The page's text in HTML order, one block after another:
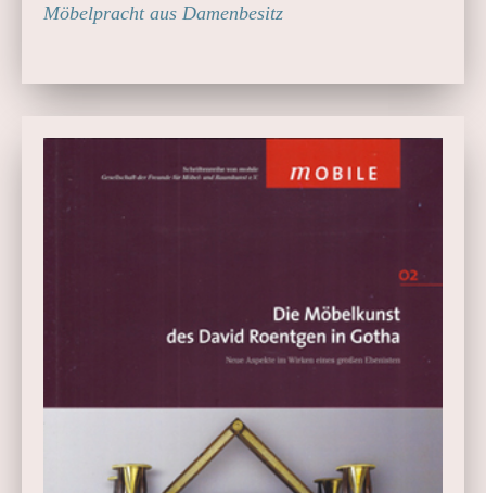
Möbelpracht aus Damenbesitz